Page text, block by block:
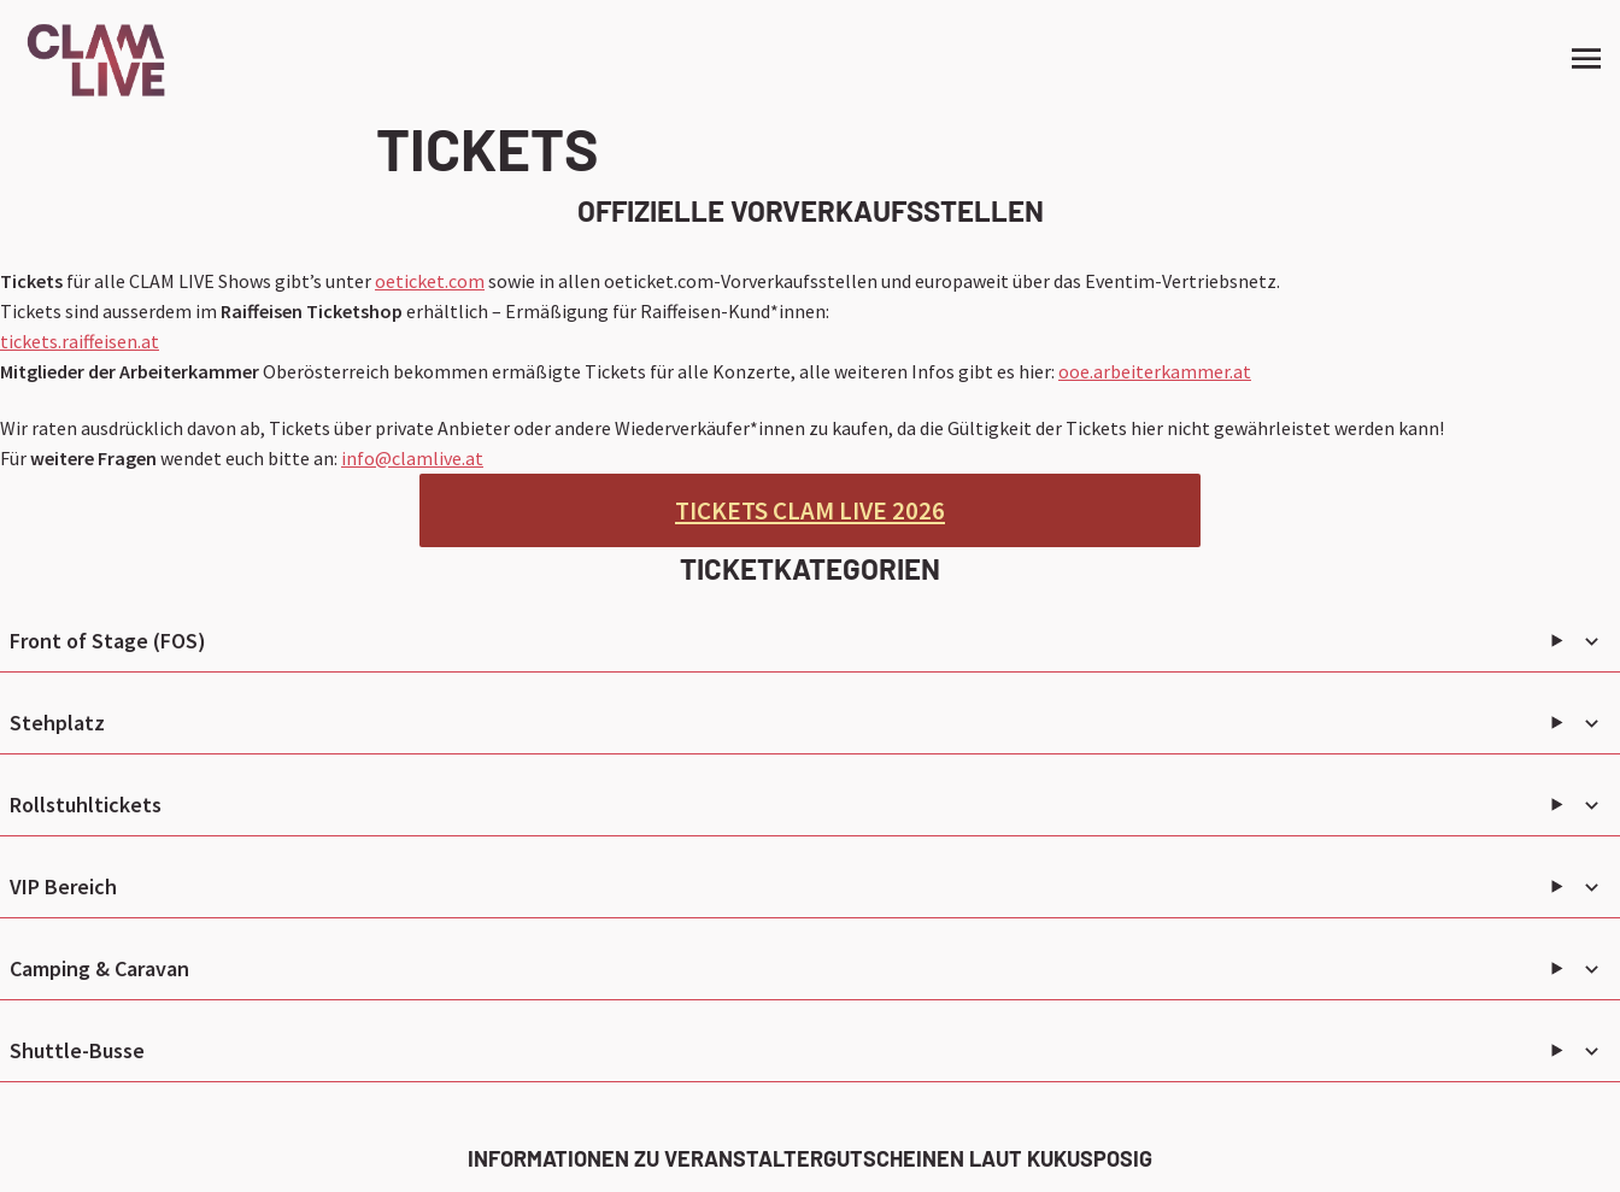
TICKETS
OFFIZIELLE VORVERKAUFSSTELLEN
Tickets für alle CLAM LIVE Shows gibt’s unteroeticket.com sowie in allen oeticket.com-Vorverkaufsstellen und europaweit über das Eventim-Vertriebsnetz.
Tickets sind ausserdem im Raiffeisen Ticketshop erhältlich – Ermäßigung für Raiffeisen-Kund*innen:
tickets.raiffeisen.at
Mitglieder der ArbeiterkammerOberösterreich bekommen ermäßigte Tickets für alle Konzerte, alle weiteren Infos gibt es hier: ooe.arbeiterkammer.at
Wir raten ausdrücklich davon ab, Tickets über private Anbieter oder andere Wiederverkäufer*innen zu kaufen, da die Gültigkeit der Tickets hier nicht gewährleistet werden kann!
Fürweitere Fragen wendet euch bitte an: info@clamlive.at
TICKETS CLAM LIVE 2026
TICKETKATEGORIEN
Front of Stage (FOS)
Stehplatz
Rollstuhltickets
VIP Bereich
Camping & Caravan
Shuttle-Busse
INFORMATIONEN ZU VERANSTALTERGUTSCHEINEN LAUT KUKUSPOSIG